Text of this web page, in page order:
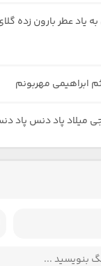
یاد عطر بارون زده
ابراهیمی مهربونم
میلاد پاد دنس پاد دنس